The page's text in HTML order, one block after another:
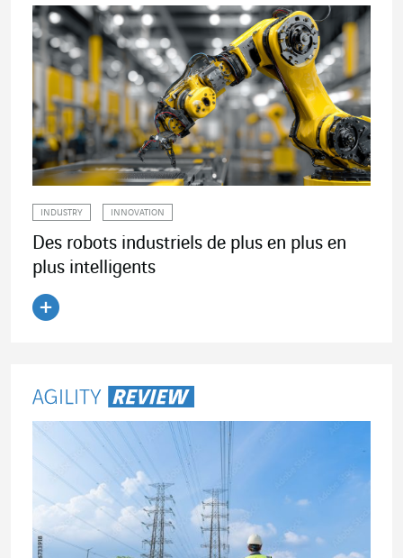
INDUSTRY INNOVATION
Des robots industriels de plus en plus en
plus intelligents